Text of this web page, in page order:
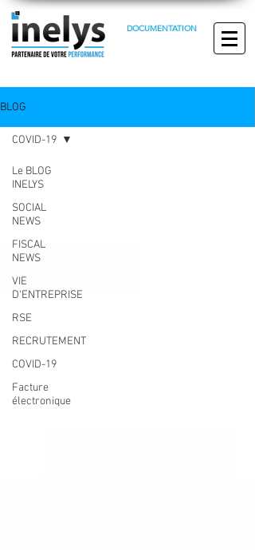
DOCUMENTATION
BLOG
Le BLOG
INELYS
SOCIAL
NEWS
FISCAL
NEWS
VIE
D'ENTREPRISE
RSE
RECRUTEMENT
COVID-19
Facture
électronique
COVID-19